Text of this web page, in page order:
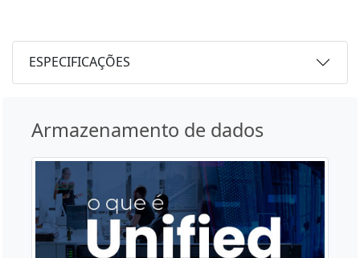
ESPECIFICAÇÕES
Armazenamento de dados